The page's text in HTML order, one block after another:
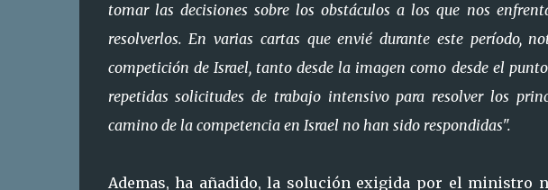
tomar las decisiones sobre los obstáculos a los que nos
resolverlos. En varias cartas que envié durante este período,
competición de Israel, tanto desde la imagen como desde el
repetidas solicitudes de trabajo intensivo para resolver los
camino de la competencia en Israel no han sido respondidas".
Ademas, ha añadido, la solución exigida por el ministro